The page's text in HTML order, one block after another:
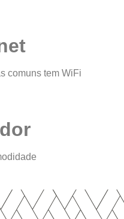
comuns tem WiFi